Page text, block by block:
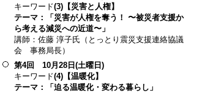
キーワード(3)【災害と人権】
テーマ：「災害が人権を奪う！ 〜被災者支援か
ら考える減災への近道〜」
講師：佐藤 淳子氏（とっとり震災支援連絡協議
会 事務局長）
第4回 10月28日(土曜日)
キーワード(4)【温暖化】
テーマ：「迫る温暖化・変わる暮らし」